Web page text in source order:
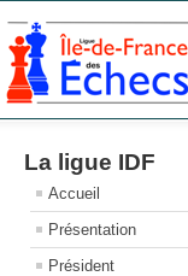
La ligue IDF
Accueil
Présentation
Président